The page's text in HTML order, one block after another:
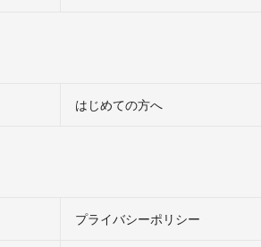
はじめての方へ
プライバシーポリシー